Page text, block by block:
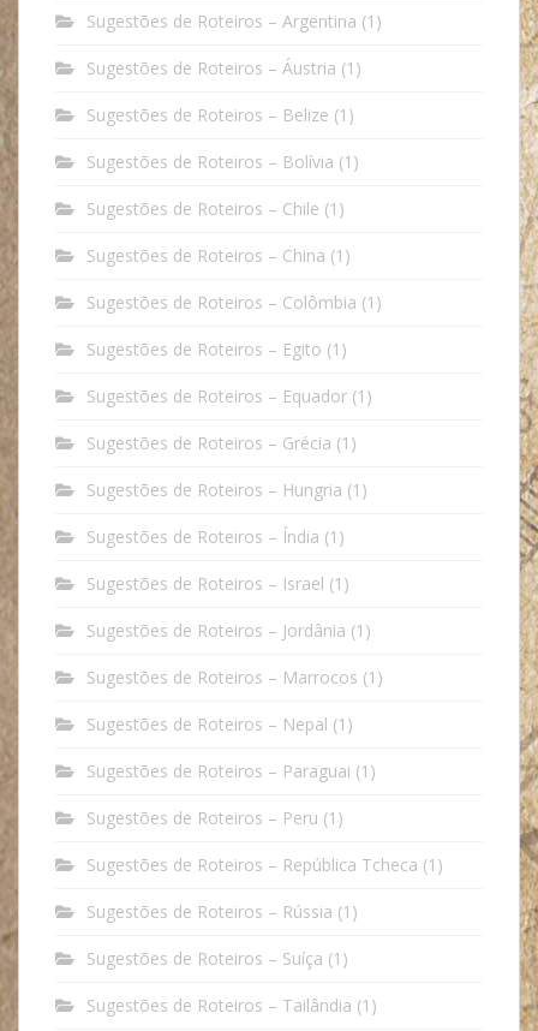
Sugestões de Roteiros – Argentina (1)
Sugestões de Roteiros – Áustria (1)
Sugestões de Roteiros – Belize (1)
Sugestões de Roteiros – Bolívia (1)
Sugestões de Roteiros – Chile (1)
Sugestões de Roteiros – China (1)
Sugestões de Roteiros – Colômbia (1)
Sugestões de Roteiros – Egito (1)
Sugestões de Roteiros – Equador (1)
Sugestões de Roteiros – Grécia (1)
Sugestões de Roteiros – Hungria (1)
Sugestões de Roteiros – Índia (1)
Sugestões de Roteiros – Israel (1)
Sugestões de Roteiros – Jordânia (1)
Sugestões de Roteiros – Marrocos (1)
Sugestões de Roteiros – Nepal (1)
Sugestões de Roteiros – Paraguai (1)
Sugestões de Roteiros – Peru (1)
Sugestões de Roteiros – República Tcheca (1)
Sugestões de Roteiros – Rússia (1)
Sugestões de Roteiros – Suíça (1)
Sugestões de Roteiros – Tailândia (1)